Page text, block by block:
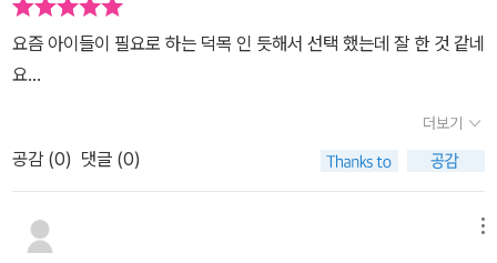
고 남의 티끌은 눈에 잡힌다는 말처럼현이엄마의 태도를 보며 ‘저렇
게 하면 안되지’ 라며 금방 지적하면서도막상 나의 자세는 바로 잡지
못하니……현이가 할아버지와 바이올린 연주회에 다녀와서도 숨소리
집중력이 대단한 걸. 우리 아들은 역시 대단해.” 라고 칭찬해 주었더
라면 좋았을걸 “숙제는 다 했어? 어서 손 씻고 방에 들어가서 빨리
해.” 라고 다그치기만 하니현이의 입에서 “뭐든지 엄마 마음대로야,
짜증나 진짜.” 하는 불만이 쏟아져나오는 게 당연해보인다.책을 읽으
요즘 아이들이 필요로 하는 덕목 인 듯해서 선택 했는데 잘 한 것 같네
요...
더보기
공감 (0) 댓글 (0)